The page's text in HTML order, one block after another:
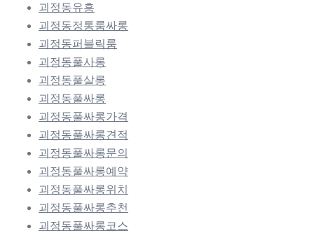
괴정동유흥
괴정동정통룸싸롱
괴정동퍼블릭룸
괴정동풀사롱
괴정동풀살롱
괴정동풀싸롱
괴정동풀싸롱가격
괴정동풀싸롱견적
괴정동풀싸롱문의
괴정동풀싸롱예약
괴정동풀싸롱위치
괴정동풀싸롱추천
괴정동풀싸롱코스